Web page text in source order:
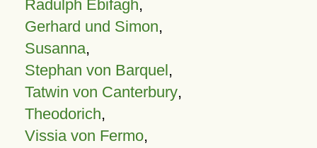
Radulph Ebifagh,
Gerhard und Simon,
Susanna,
Stephan von Barquel,
Tatwin von Canterbury,
Theodorich,
Vissia von Fermo,